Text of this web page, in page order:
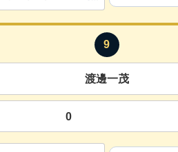
9